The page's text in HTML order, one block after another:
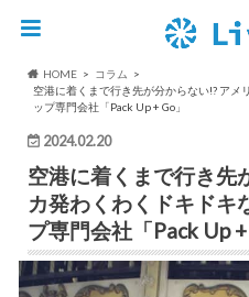
HOME
コラム
空港に着くまで行き先が分からない!? アメ
ップ専門会社「Pack Up + Go」
2024.02.20
空港に着くまで行き先
カ発わくわくドキドキ
プ専門会社「Pack Up +